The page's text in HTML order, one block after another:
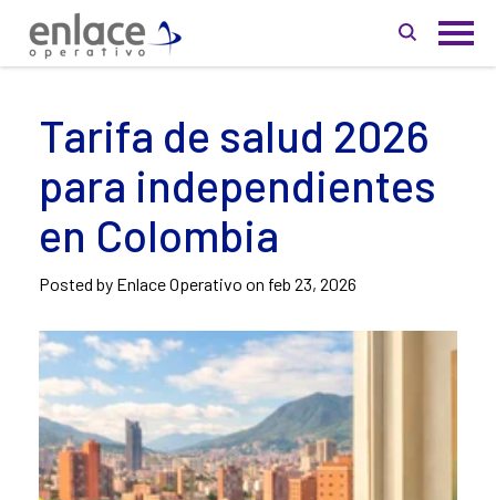
Tarifa de salud 2026
para independientes
en Colombia
Posted by Enlace Operativo on feb 23, 2026